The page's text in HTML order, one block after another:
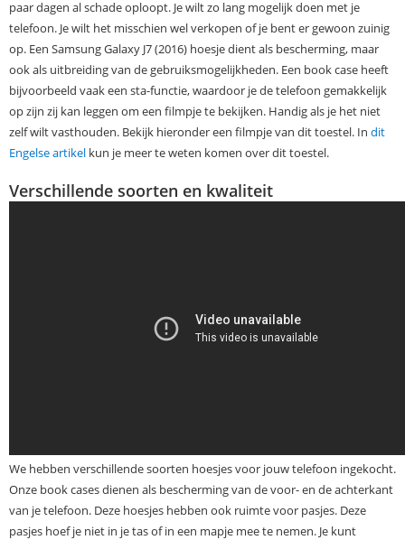
paar dagen al schade oploopt. Je wilt zo lang mogelijk doen met je
telefoon. Je wilt het misschien wel verkopen of je bent er gewoon zuinig
op. Een Samsung Galaxy J7 (2016) hoesje dient als bescherming, maar
ook als uitbreiding van de gebruiksmogelijkheden. Een book case heeft
bijvoorbeeld vaak een sta-functie, waardoor je de telefoon gemakkelijk
op zijn zij kan leggen om een filmpje te bekijken. Handig als je het niet
zelf wilt vasthouden. Bekijk hieronder een filmpje van dit toestel. In dit
Engelse artikel kun je meer te weten komen over dit toestel.
Verschillende soorten en kwaliteit
We hebben verschillende soorten hoesjes voor jouw telefoon ingekocht.
Onze book cases dienen als bescherming van de voor- en de achterkant
van je telefoon. Deze hoesjes hebben ook ruimte voor pasjes. Deze
pasjes hoef je niet in je tas of in een mapje mee te nemen. Je kunt